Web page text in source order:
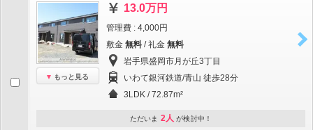
もっと見る
13.0万円
管理費 : 4,000円
敷金 無料 / 礼金 無料
岩手県盛岡市月が丘3丁目
いわて銀河鉄道/青山 徒歩28分
3LDK / 72.87m²
ただいま 2人 が検討中！